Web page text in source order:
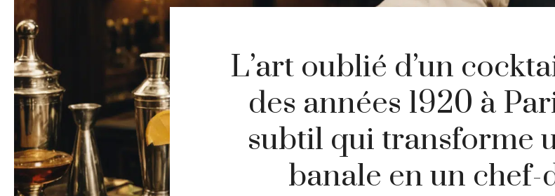
L’art oublié d’un
des années 1920 à
subtil qui transforme
banale en un chef-